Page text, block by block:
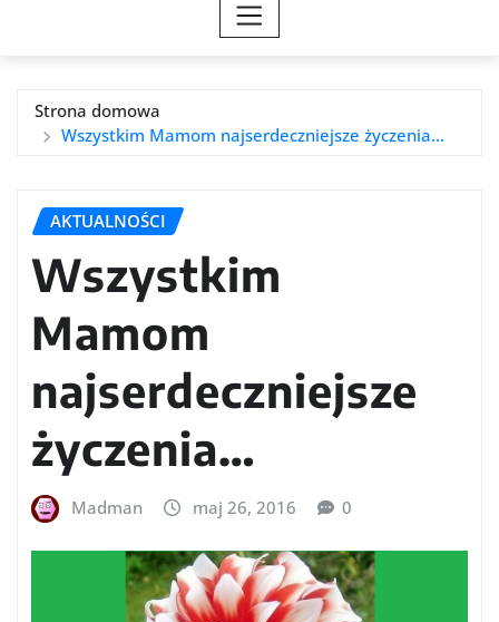
Strona domowa
Wszystkim Mamom najserdeczniejsze życzenia…
AKTUALNOŚCI
Wszystkim
Mamom
najserdeczniejsze
życzenia…
Madman maj 26, 2016 0